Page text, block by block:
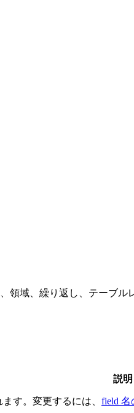
領域、繰り返し、テーブ
説明
す。変更するには、 field 名